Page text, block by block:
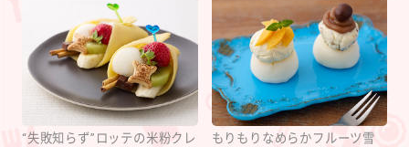
“失敗知らず”ロッテの米粉クレ
もりもりなめらかフルーツ雪